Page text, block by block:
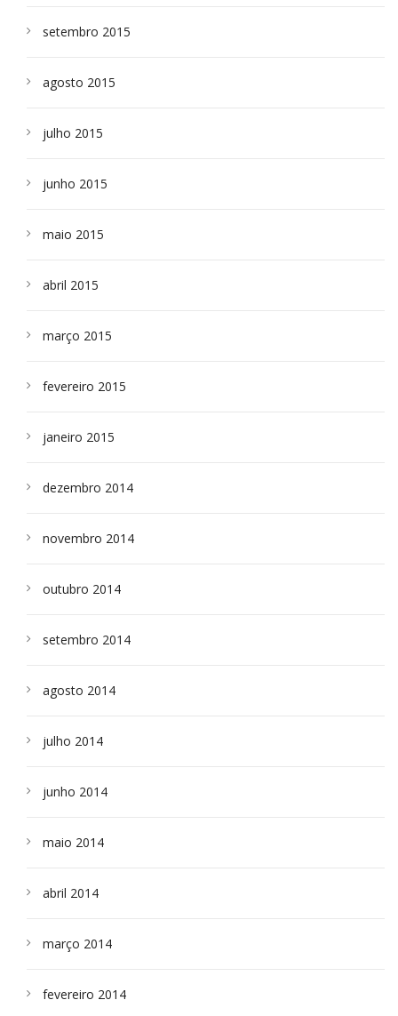
setembro 2015
agosto 2015
julho 2015
junho 2015
maio 2015
abril 2015
março 2015
fevereiro 2015
janeiro 2015
dezembro 2014
novembro 2014
outubro 2014
setembro 2014
agosto 2014
julho 2014
junho 2014
maio 2014
abril 2014
março 2014
fevereiro 2014